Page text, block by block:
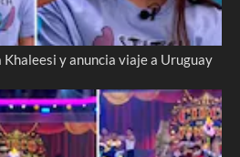
Khaleesi y anuncia viaje a Uruguay